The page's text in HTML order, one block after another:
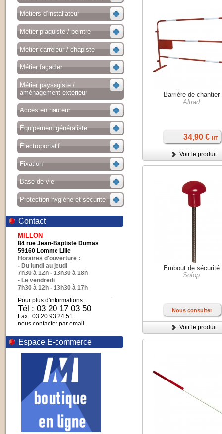
Métiers d’installateur
Métier plaquiste / peintre
Métier carreleur / chapiste
Métier façadier
Métier paysagiste /
aménagement extérieur
Accès en hauteur
Équipement généraliste
Électroportatif
Fixation
Base de vie
Protection hygiène et sécurité
Contact
MILLON
84 rue Jean-Baptiste Dumas
59160 Lomme Lille
Horaires d'ouverture :
- Du lundi au jeudi
7h30 à 12h - 13h30 à 18h
- Le vendredi
7h30 à 12h - 13h30 à 17h
Pour plus d'informations:
Tél : 03 20 17 03 50
Fax : 03 20 93 24 51
nous contacter par email
Espace E-commerce
Barrière de chantier
Altrad
34,90 € HT
Voir le produit
Embout de sécurité
Sofop
Nous consulter
Voir le produit